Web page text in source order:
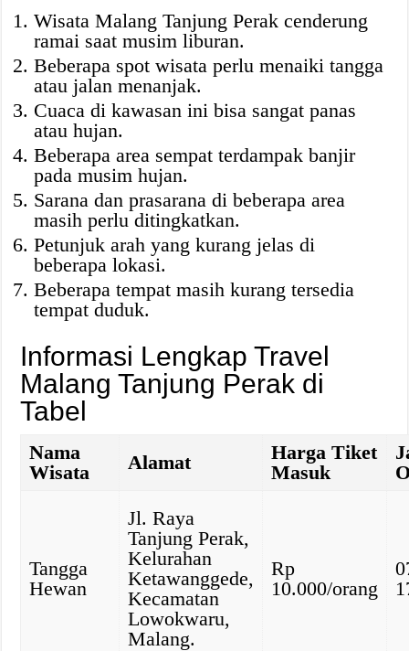
Wisata Malang Tanjung Perak cenderung
ramai saat musim liburan.
Beberapa spot wisata perlu menaiki tangga
atau jalan menanjak.
Cuaca di kawasan ini bisa sangat panas
atau hujan.
Beberapa area sempat terdampak banjir
pada musim hujan.
Sarana dan prasarana di beberapa area
masih perlu ditingkatkan.
Petunjuk arah yang kurang jelas di
beberapa lokasi.
Beberapa tempat masih kurang tersedia
tempat duduk.
Informasi Lengkap Travel
Malang Tanjung Perak di
Tabel
Nama
Wisata
Alamat
Harga Tiket
Masuk
Tangga
Hewan
Jl. Raya
Tanjung Perak,
Kelurahan
Ketawanggede,
Kecamatan
Lowokwaru,
Malang.
Rp
10.000/orang